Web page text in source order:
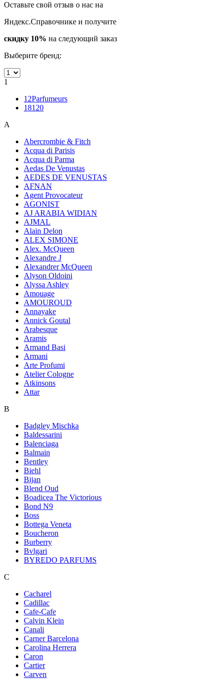
Оставьте свой отзыв о нас на
Яндекс.Справочнике и получите
скидку 10% на следующий заказ
Выберите бренд:
1
12Parfumeurs
18120
A
Abercrombie & Fitch
Acqua di Parisis
Acqua di Parma
Aedas De Venustas
AEDES DE VENUSTAS
AFNAN
Agent Provocateur
AGONIST
AJ ARABIA WIDIAN
AJMAL
Alain Delon
ALEX SIMONE
Alex. McQueen
Alexandre J
Alexandrer McQueen
Alyson Oldoini
Alyssa Ashley
Amouage
AMOUROUD
Annayake
Annick Goutal
Arabesque
Aramis
Armand Basi
Armani
Arte Profumi
Atelier Cologne
Atkinsons
Attar
B
Badgley Mischka
Baldessarini
Balenciaga
Balmain
Bentley
Biehl
Bijan
Blend Oud
Boadicea The Victorious
Bond N9
Boss
Bottega Veneta
Boucheron
Burberry
Bvlgari
BYREDO PARFUMS
C
Cacharel
Cadillac
Cafe-Cafe
Calvin Klein
Canali
Carner Barcelona
Carolina Herrera
Caron
Cartier
Carven